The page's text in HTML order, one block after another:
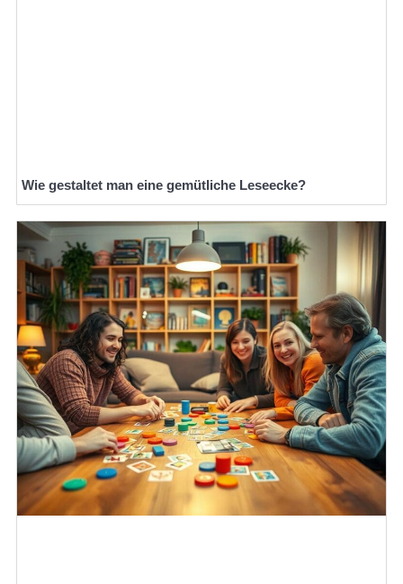
Wie gestaltet man eine gemütliche Leseecke?